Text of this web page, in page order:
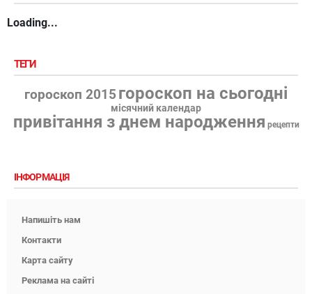
Loading...
ТЕГИ
гороскоп 2015 гороскоп на сьогодні
місячний календар
привітання з днем народження рецепти
ІНФОРМАЦІЯ
Напишіть нам
Контакти
Карта сайту
Реклама на сайті